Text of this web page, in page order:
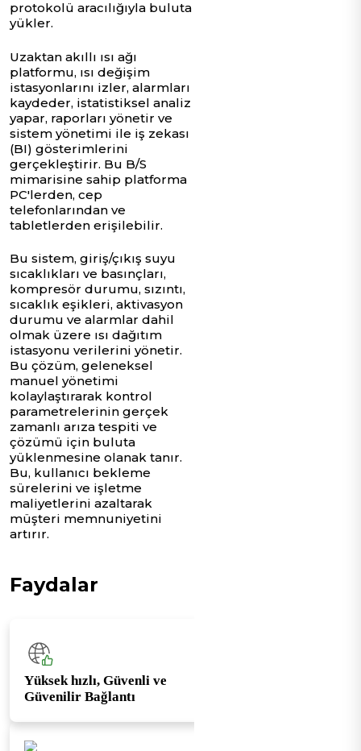
protokolü aracılığıyla buluta
yükler.
Uzaktan akıllı ısı ağı
platformu, ısı değişim
istasyonlarını izler, alarmları
kaydeder, istatistiksel analiz
yapar, raporları yönetir ve
sistem yönetimi ile iş zekası
(BI) gösterimlerini
gerçekleştirir. Bu B/S
mimarisine sahip platforma
PC'lerden, cep
telefonlarından ve
tabletlerden erişilebilir.
Bu sistem, giriş/çıkış suyu
sıcaklıkları ve basınçları,
kompresör durumu, sızıntı,
sıcaklık eşikleri, aktivasyon
durumu ve alarmlar dahil
olmak üzere ısı dağıtım
istasyonu verilerini yönetir.
Bu çözüm, geleneksel
manuel yönetimi
kolaylaştırarak kontrol
parametrelerinin gerçek
zamanlı arıza tespiti ve
çözümü için buluta
yüklenmesine olanak tanır.
Bu, kullanıcı bekleme
sürelerini ve işletme
maliyetlerini azaltarak
müşteri memnuniyetini
artırır.
Faydalar
Yüksek hızlı, Güvenli ve
Güvenilir Bağlantı